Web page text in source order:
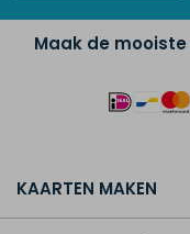
Maak de
KAARTEN MAKEN